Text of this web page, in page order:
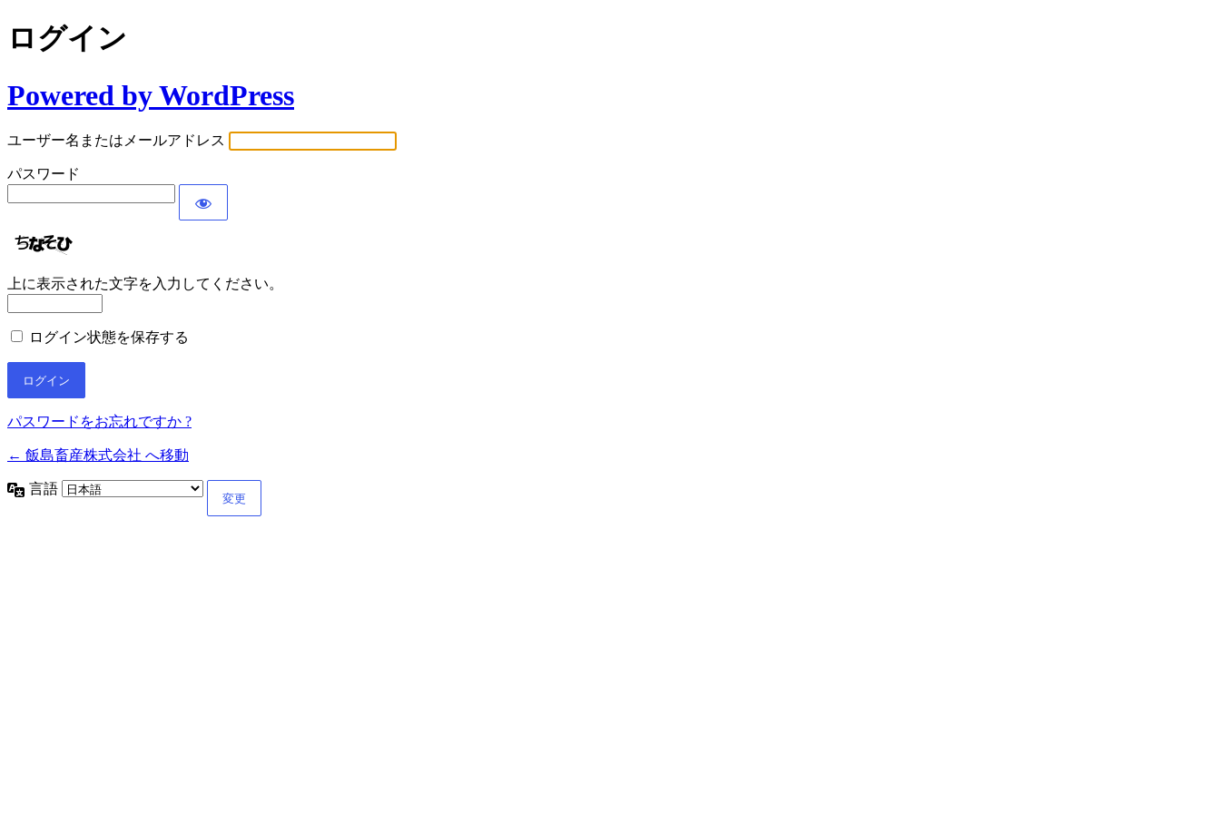
ログイン
Powered by WordPress
ユーザー名またはメールアドレス
パスワード
上に表示された文字を入力してください。
ログイン状態を保存する
パスワードをお忘れですか ?
← 飯島畜産株式会社 へ移動
言語